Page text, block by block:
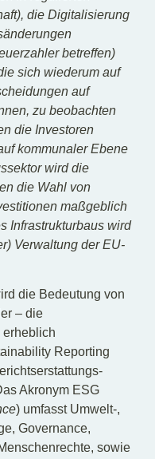
die Digitalisierung
betreffen)
sich wiederum auf
auf
zu beobachten
die Investoren
kommunaler Ebene
wird die
die Wahl von
maßgeblich
Infrastrukturbaus wird
Verwaltung der EU-
die Bedeutung von
– die
erheblich
Reporting
Akronym ESG
) umfasst Umwelt-,
Governance,
sowie